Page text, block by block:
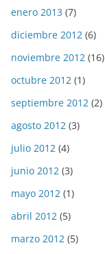
enero 2013 (7)
diciembre 2012 (6)
noviembre 2012 (16)
octubre 2012 (1)
septiembre 2012 (2)
agosto 2012 (3)
julio 2012 (4)
junio 2012 (3)
mayo 2012 (1)
abril 2012 (5)
marzo 2012 (5)